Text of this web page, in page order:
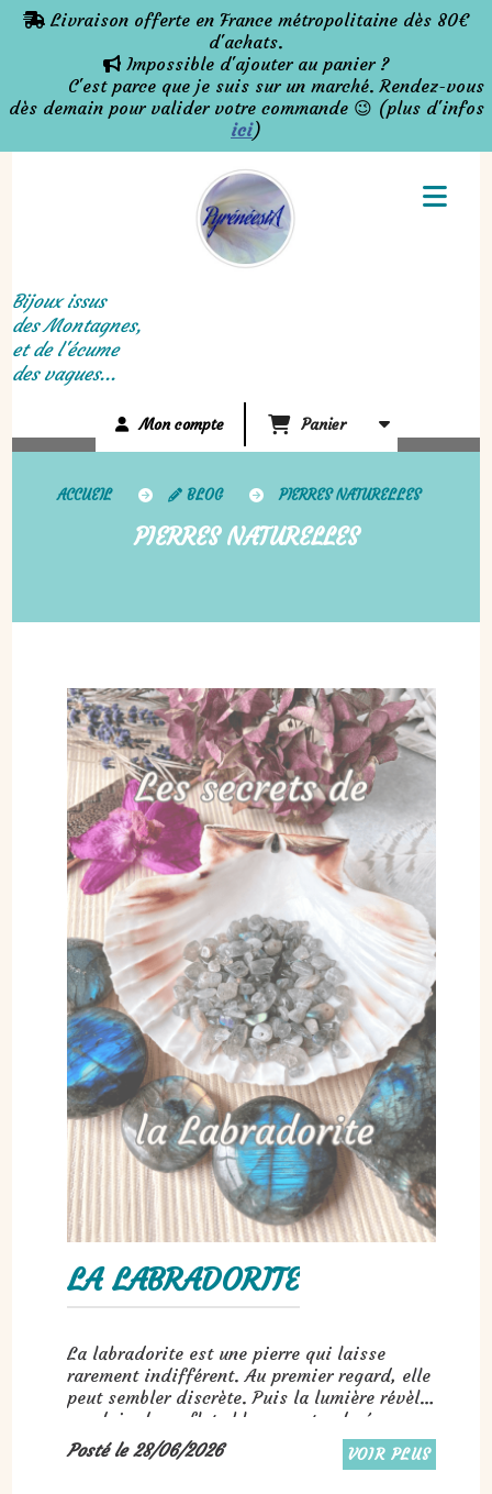
 Livraison offerte en France métropolitaine dès 80€
d'achats.
 Impossible d'ajouter au panier ?
C'est parce que je suis sur un marché. Rendez-vous
dès demain pour valider votre commande 😉 (plus d'infos
ici)
Bijoux issus
des Montagnes,
et de l'écume
des vagues...
Mon compte Panier
ACCUEIL BLOG PIERRES NATURELLES
PIERRES NATURELLES
LA LABRADORITE
La labradorite est une pierre qui laisse
rarement indifférent. Au premier regard, elle
peut sembler discrète. Puis la lumière révèle
soudain des reflets bleus, verts, dorés ou
parfois même violets...
Posté le 28/06/2026 VOIR PLUS
Panneau de gestion des cookies